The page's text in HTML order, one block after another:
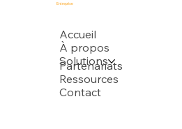
Accueil
À propos
Solutions
Partenariats
Ressources
Contact
Entreprise